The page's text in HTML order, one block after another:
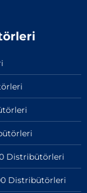
Distribütörleri
Distribütörleri